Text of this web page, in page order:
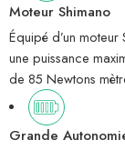
Moteur Shimano
Équipé d’un
une puissance
de 85 Newtons
Grande